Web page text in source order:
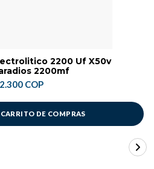
2200 Uf X50v
2200mf
COP
DE COMPRAS